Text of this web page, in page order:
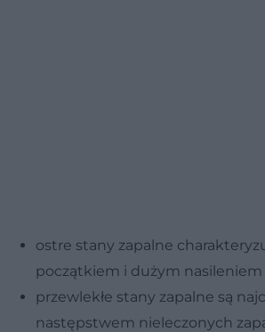
ostre stany zapalne
początkiem i dużym nasileniem
przewlekłe stany zapalne są
następstwem nieleczonych